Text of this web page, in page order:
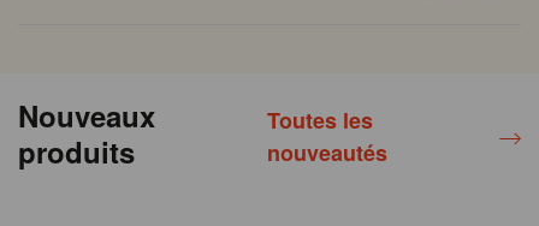
Nouveaux
produits
Toutes les
nouveautés